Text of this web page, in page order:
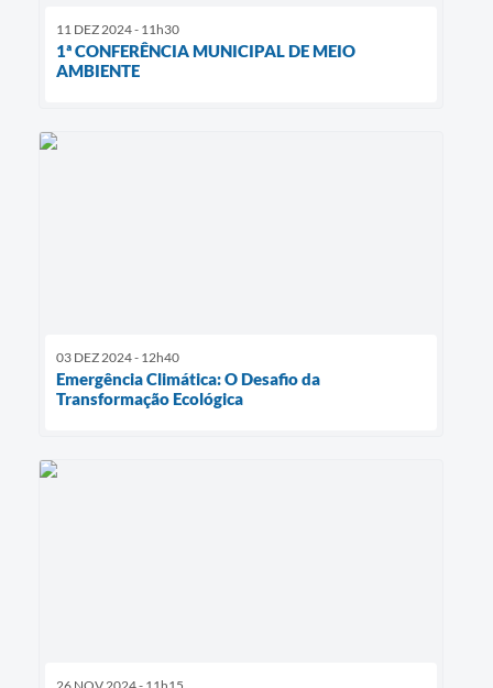
11 DEZ 2024 - 11h30
1ª CONFERÊNCIA MUNICIPAL DE MEIO
AMBIENTE
03 DEZ 2024 - 12h40
Emergência Climática: O Desafio da
Transformação Ecológica